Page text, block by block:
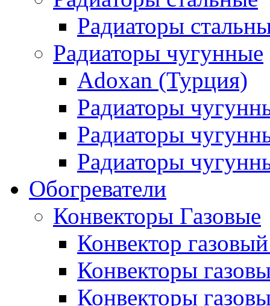
Радиаторы
Радиаторы чугунные
Adoxan (Турция)
Радиаторы
Радиаторы
Радиаторы
Обогреватели
Конвекторы Газовые
Конвектор
Конвекторы
Конвекторы